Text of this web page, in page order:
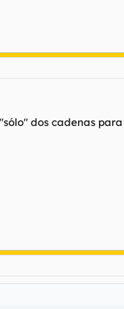
dos cadenas